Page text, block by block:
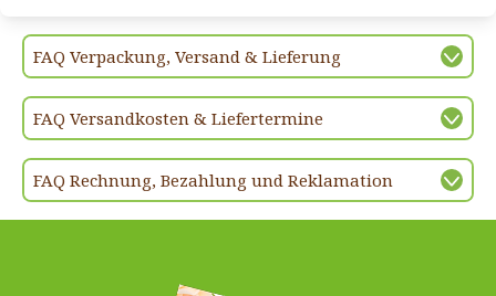
FAQ Verpackung, Versand & Lieferung
FAQ Versandkosten & Liefertermine
FAQ Rechnung, Bezahlung und Reklamation